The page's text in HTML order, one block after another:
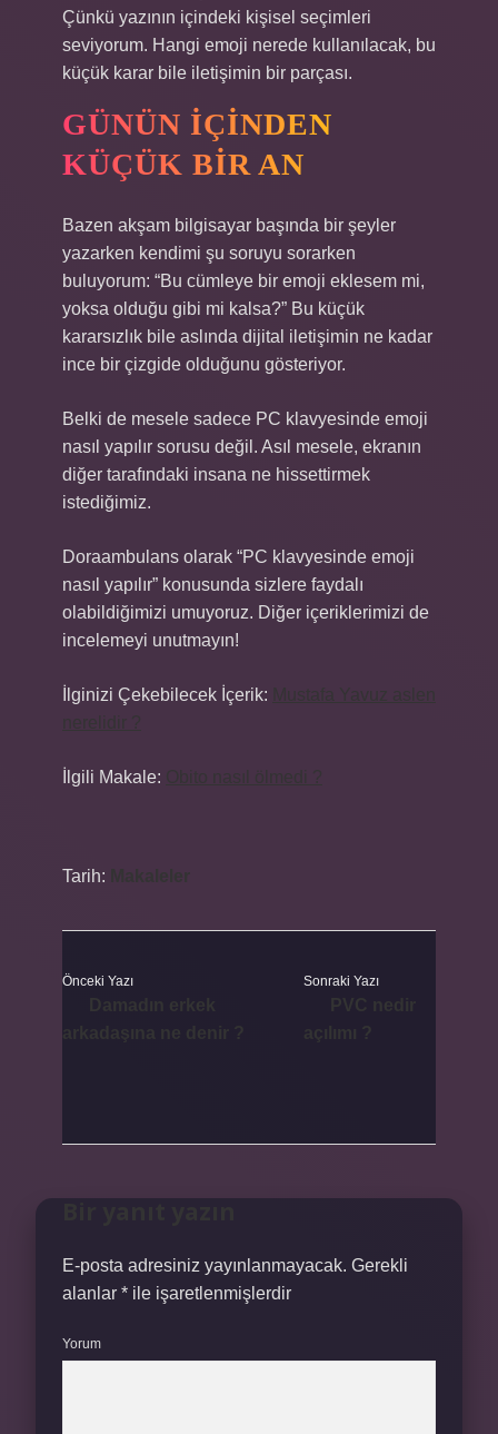
Çünkü yazının içindeki kişisel seçimleri
seviyorum. Hangi emoji nerede kullanılacak, bu
küçük karar bile iletişimin bir parçası.
GÜNÜN İÇINDEN
KÜÇÜK BIR AN
Bazen akşam bilgisayar başında bir şeyler
yazarken kendimi şu soruyu sorarken
buluyorum: “Bu cümleye bir emoji eklesem mi,
yoksa olduğu gibi mi kalsa?” Bu küçük
kararsızlık bile aslında dijital iletişimin ne kadar
ince bir çizgide olduğunu gösteriyor.
Belki de mesele sadece PC klavyesinde emoji
nasıl yapılır sorusu değil. Asıl mesele, ekranın
diğer tarafındaki insana ne hissettirmek
istediğimiz.
Doraambulans olarak “PC klavyesinde emoji
nasıl yapılır” konusunda sizlere faydalı
olabildiğimizi umuyoruz. Diğer içeriklerimizi de
incelemeyi unutmayın!
İlginizi Çekebilecek İçerik:
İlgili Makale:
Tarih:
Önceki Yazı Sonraki Yazı
E-posta adresiniz yayınlanmayacak. Gerekli
alanlar * ile işaretlenmişlerdir
Yorum